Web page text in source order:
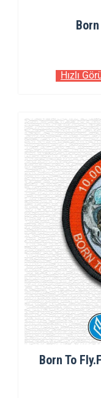
Hızlı
Born To